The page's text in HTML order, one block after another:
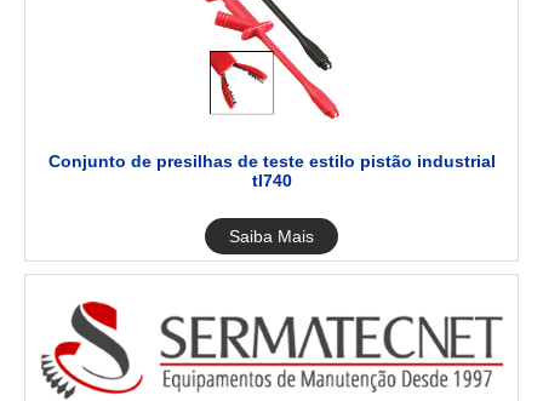
Conjunto de presilhas de teste estilo pistão industrial
tl740
Saiba Mais